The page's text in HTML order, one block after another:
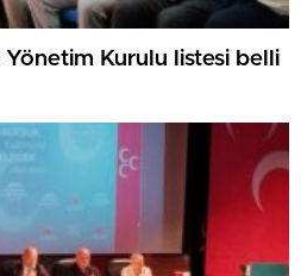
Kurulu listesi belli